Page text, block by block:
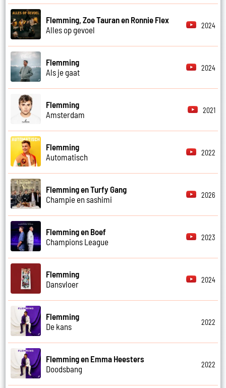
Flemming, Zoe Tauran en Ronnie Flex
Alles op gevoel
2024
Flemming
Als je gaat
2024
Flemming
Amsterdam
2021
Flemming
Automatisch
2022
Flemming en Turfy Gang
Champie en sashimi
2026
Flemming en Boef
Champions League
2023
Flemming
Dansvloer
2024
Flemming
De kans
2022
Flemming en Emma Heesters
Doodsbang
2022